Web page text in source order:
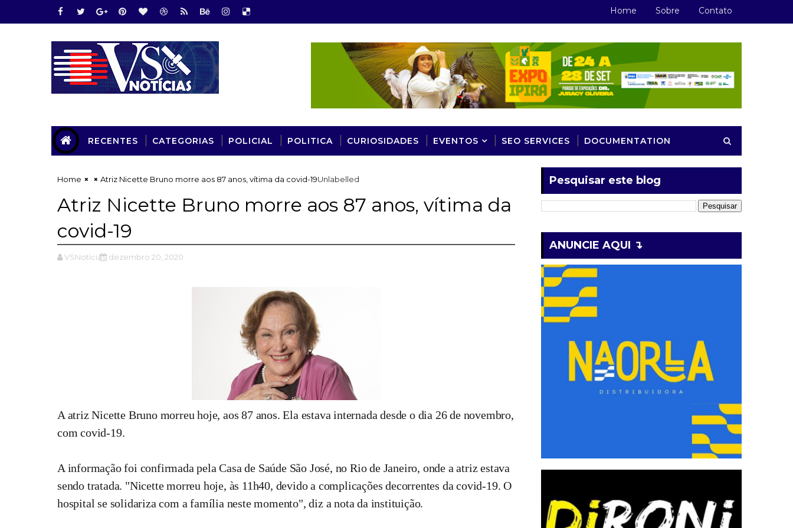
Home Sobre Contato
RECENTES CATEGORIAS POLICIAL POLITICA CURIOSIDADES EVENTOS SEO SERVICES DOCUMENTATION
Home Unlabelled
Atriz Nicette Bruno morre aos 87 anos, vítima da covid-19
Atriz Nicette Bruno morre aos 87 anos, vítima da
covid-19
VSNotícias dezembro 20, 2020
A atriz Nicette Bruno morreu hoje, aos 87 anos. Ela estava internada desde o dia 26 de novembro,
com covid-19.
A informação foi confirmada pela Casa de Saúde São José, no Rio de Janeiro, onde a atriz estava
sendo tratada. "Nicette morreu hoje, às 11h40, devido a complicações decorrentes da covid-19. O
hospital se solidariza com a família neste momento", diz a nota da instituição.
Pesquisar este blog
ANUNCIE AQUI ↴